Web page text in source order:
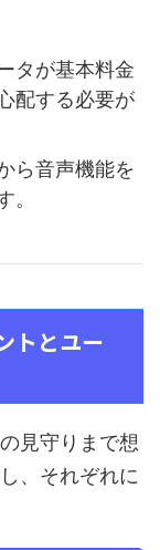
タが基本料金
配する必要が
ら音声機能を
。
トとユー
見守りまで想
、それぞれに